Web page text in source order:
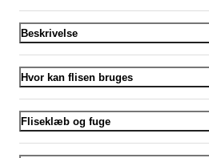
Beskrivelse
Hvor kan flisen bruges
Fliseklæb og fuge